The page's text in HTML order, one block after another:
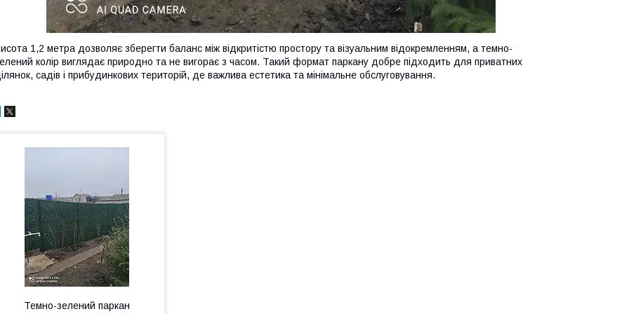
1,2 метра дозволяє зберегти баланс між відкритістю простору та візуальним відокремленням, а темно-
колір виглядає природно та не вигорає з часом. Такий формат паркану добре підходить для приватних
садів і прибудинкових територій, де важлива естетика та мінімальне обслуговування.
Темно-зелений паркан